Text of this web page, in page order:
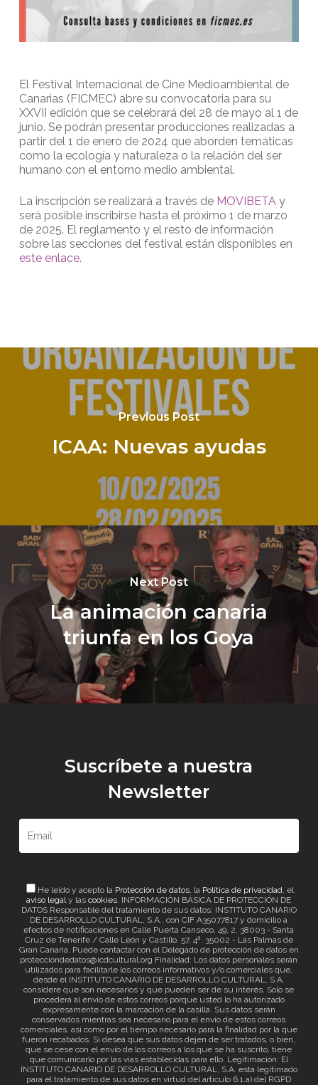
El Festival Internacional de Cine Medioambiental de
Canarias (FICMEC) abre su convocatoria para su
XXVII edición que se celebrará del 28 de mayo al 1 de
junio. Se podrán presentar producciones realizadas a
partir del 1 de enero de 2024 que aborden temáticas
como la ecología y naturaleza o la relación del ser
humano con el entorno medio ambiental.
La inscripción se realizará a través de MOVIBETAy
será posible inscribirse hasta el próximo 1 de marzo
de 2025. El reglamento y el resto de información
sobre las secciones del festival están disponibles en
este enlace.
Previous Post
ICAA: Nuevas ayudas
Next Post
La animación canaria
triunfa en los Goya
Suscríbete a nuestra
Newsletter
He leído y acepto la Protección de datos, la Política de privacidad, el
aviso legaly lascookies. INFORMACIÓN BÁSICA DE PROTECCIÓN DE
DATOS Responsable del tratamiento de sus datos: INSTITUTO CANARIO
DE DESARROLLO CULTURAL, S.A., con CIF A35077817 y domicilio a
efectos de notificaciones en Calle Puerta Canseco, 49, 2, 38003 - Santa
Cruz de Tenerife / Calle León y Castillo, 57, 4ª. 35002 - Las Palmas de
Gran Canaria. Puede contactar con el Delegado de protección de datos en
protecciondedatos@icdcultural.org Finalidad: Los datos personales serán
utilizados para facilitarle los correos informativos y/o comerciales que,
desde el INSTITUTO CANARIO DE DESARROLLO CULTURAL, S.A.
considere que son necesarios y que pueden ser de su interés. Solo se
procederá al envío de estos correos porque usted lo ha autorizado
expresamente con la marcación de la casilla. Sus datos serán
conservados mientras sea necesario para el envío de estos correos
comerciales, así como por el tiempo necesario para la finalidad por la que
fueron recabados. Si desea que sus datos dejen de ser tratados, o bien,
que se cese con el envío de los correos a los que se ha suscrito, tiene
que comunicarlo por las vías establecidas para ello. Legitimación: El
INSTITUTO CANARIO DE DESARROLLO CULTURAL, S.A. está legitimado
para el tratamiento de sus datos en virtud del artículo 6.1.a) del RGPD